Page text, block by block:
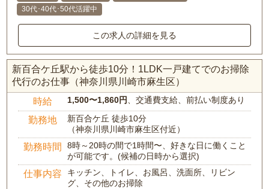
30代･40代･50代活躍中
この求人の詳細を見る
新百合ケ丘駅から徒歩10分！1LDK一戸建てでのお掃除
代行のお仕事（神奈川県川崎市麻生区）
時給 1,500〜1,860円、交通費支給、前払い制度あり
勤務地
新百合ケ丘 徒歩10分
（神奈川県川崎市麻生区付近）
勤務時間
8時～20時の間で1時間〜、好きな日に働くこと
が可能です。(候補の日時から選択)
仕事内容
キッチン、トイレ、お風呂、洗面所、リビン
グ、その他のお掃除